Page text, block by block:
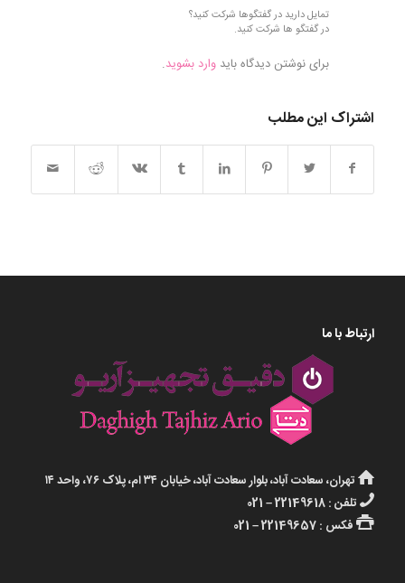
تمایل دارید در گفتگوها شرکت کنید؟
در گفتگو ها شرکت کنید.
برای نوشتن دیدگاه باید وارد بشوید.
اشتراک این مطلب
ارتباط با ما
تهران، سعادت آباد، بلوار سعادت آباد، خیابان ۳۴ ام، پلاک ۷۶، واحد ۱۴
تلفن : 22149618 – 021
فکس : 22149657 – 021